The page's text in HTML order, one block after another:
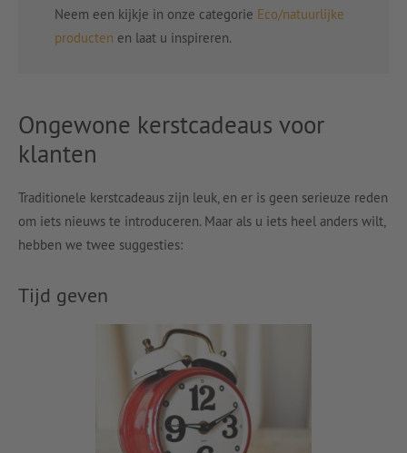
Neem een kijkje in onze categorie Eco/natuurlijke
producten en laat u inspireren.
Ongewone kerstcadeaus voor
klanten
Traditionele kerstcadeaus zijn leuk, en er is geen serieuze reden
om iets nieuws te introduceren. Maar als u iets heel anders wilt,
hebben we twee suggesties:
Tijd geven